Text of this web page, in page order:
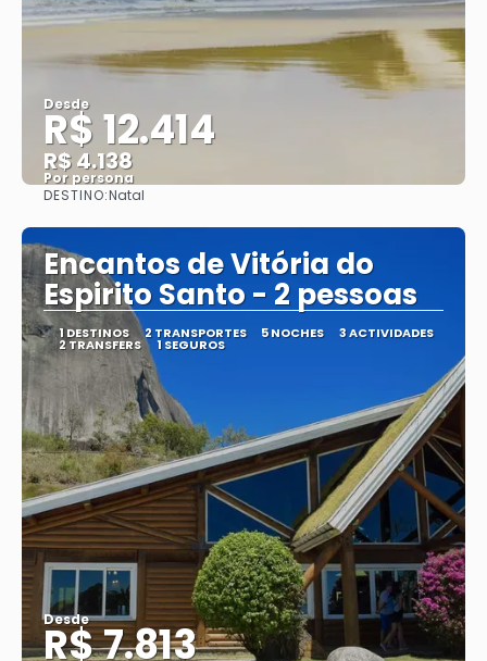
Desde
R$ 12.414
R$ 4.138
Por persona
DESTINO:Natal
Encantos de Vitória do
Espirito Santo - 2 pessoas
1 DESTINOS 2 TRANSPORTES 5 NOCHES 3 ACTIVIDADES
2 TRANSFERS 1 SEGUROS
Desde
R$ 7.813